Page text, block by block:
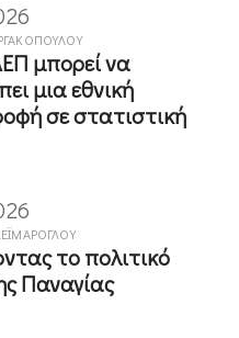
μπορεί να
μια εθνική
σε στατιστική
το πολιτικό
Παναγίας